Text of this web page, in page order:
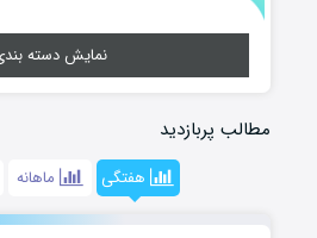
نمایش دسته
مطالب پربازدید
هفتگی ماهانه